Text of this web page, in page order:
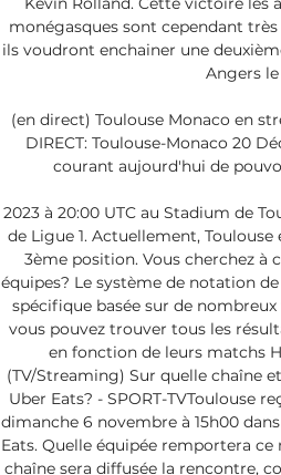
monégasques sont cependant
ils voudront enchainer une
Angers
(en direct) Toulouse Monaco en
DIRECT: Toulouse-Monaco 20
courant aujourd'hui de
2023 à 20:00 UTC au Stadium de
de Ligue 1. Actuellement,
3ème position. Vous cherchez à
équipes? Le système de notation
spécifique basée sur de
vous pouvez trouver tous les
en fonction de leurs matchs
(TV/Streaming) Sur quelle chaîne
Uber Eats? - SPORT-TVToulouse
dimanche 6 novembre à 15h00
Eats. Quelle équipée remportera
chaîne sera diffusée la rencontre,